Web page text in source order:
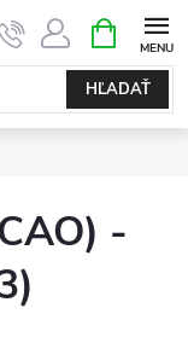
HĽADAŤ
KOŠÍK
-